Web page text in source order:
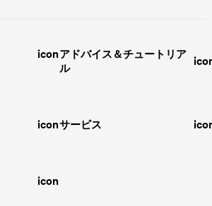
iconアドバイス＆チュートリア
ル
ボディグルーミング
iconサービス
icon